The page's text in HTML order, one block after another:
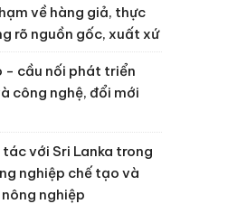
về hàng giả, thực
rõ nguồn gốc, xuất xứ
- cầu nối phát triển
công nghệ, đổi mới
tác với Sri Lanka trong
nghiệp chế tạo và
nghiệp